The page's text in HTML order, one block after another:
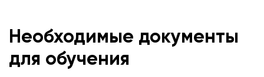
Необходимые документы
для обучения